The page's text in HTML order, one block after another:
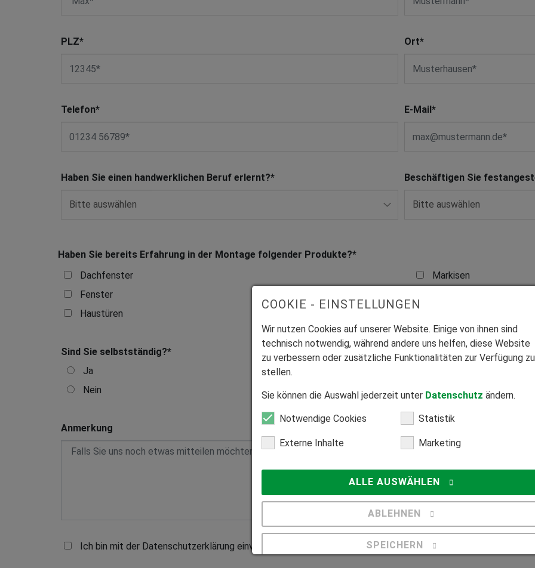
PLZ* Ort*
Telefon* E-Mail*
Haben Sie einen handwerklichen Beruf erlernt?* Beschäftigen Sie
Haben Sie bereits Erfahrung in der Montage folgender Produkte?*
Dachfenster
Fenster
Haustüren
Markisen
Sind Sie selbstständig?*
Ja
Nein
Anmerkung
Ich bin mit der Datenschutzerklärung einverstanden.*
COOKIE - EINSTELLUNGEN
Wir nutzen Cookies auf unserer Website. Einige von ihnen sind
technisch notwendig, während andere uns helfen, diese Website
zu verbessern oder zusätzliche Funktionalitäten zur Verfügung zu
stellen.
Sie können die Auswahl jederzeit unter Datenschutz ändern.
Notwendige Cookies Statistik
Externe Inhalte Marketing
ALLE AUSWÄHLEN
ABLEHNEN
SPEICHERN